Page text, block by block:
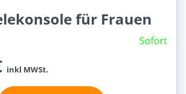
für Frauen
Sofort
inkl MWSt.